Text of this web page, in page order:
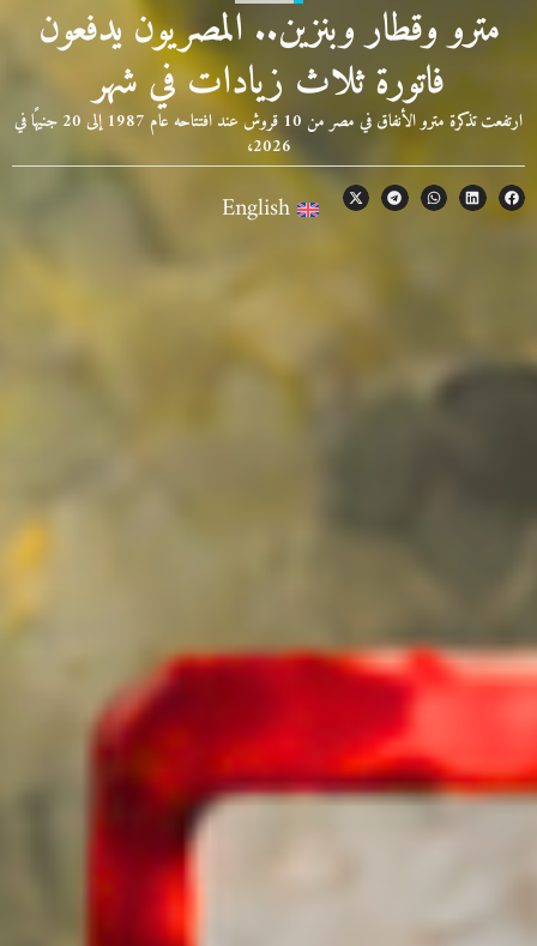
مترو وقطار وبنزين.. المصريون يدفعون
فاتورة ثلاث زيادات في شهر
ارتفعت تذكرة مترو الأنفاق في مصر من 10 قروش عند افتتاحه عام 1987 إلى 20 جنيهًا في
2026،
English